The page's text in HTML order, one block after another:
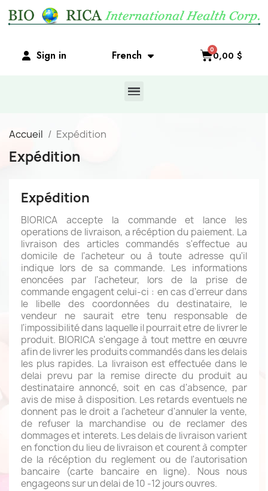
Sign in French 0,00 $
Accueil Expédition
Expédition
Expédition
BIORICA accepte la commande et lance les
operations de livraison, a récéption du paiement. La
livraison des articles commandés s'effectue au
domicile de l'acheteur ou à toute adresse qu'il
indique lors de sa commande. Les informations
enoncées par l'acheteur, lors de la prise de
commande engagent celui-ci : en cas d'erreur dans
le libelle des coordonnées du destinataire, le
vendeur ne saurait etre tenu responsable de
l'impossibilité dans laquelle il pourrait etre de livrer le
produit. BIORICA s'engage à tout mettre en œuvre
afin de livrer les produits commandés dans les delais
les plus rapides. La livraison est effectuée dans le
delai prevu par la remise directe du produit au
destinataire annoncé, soit en cas d'absence, par
avis de mise à disposition. Les retards eventuels ne
donnent pas le droit a l'acheteur d'annuler la vente,
de refuser la marchandise ou de reclamer des
dommages et interets. Les delais de livraison varient
en fonction du lieu de livraison et courent à compter
de la récéption du reglement ou de l'autorisation
bancaire (carte bancaire en ligne). Nous nous
engageons sur un delai de 10 -12 jours ouvres.